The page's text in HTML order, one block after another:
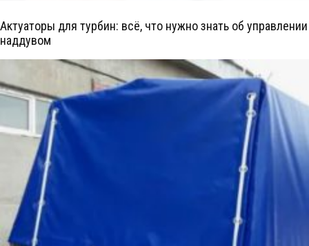
Актуаторы для турбин: всё, что нужно знать об управлении
наддувом